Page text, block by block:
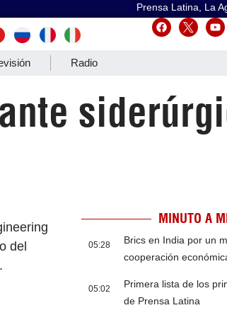
Prensa Latina, La
Radio
del
MINUTO A
05:28
Brics en India por un
cooperación
05:02
Primera lista de los
de Prensa Latina